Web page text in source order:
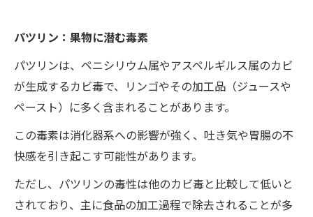
パツリン：果物に潜む毒素
パツリンは、ペニシリウム属やアスペルギルス属のカビ
が生成するカビ毒で、リンゴやその加工品（ジュースや
ペースト）に多く含まれることがあります。
この毒素は消化器系への影響が強く、吐き気や胃腸の不
快感を引き起こす可能性があります。
ただし、パツリンの毒性は他のカビ毒と比較して低いと
されており、主に食品の加工過程で除去されることが多